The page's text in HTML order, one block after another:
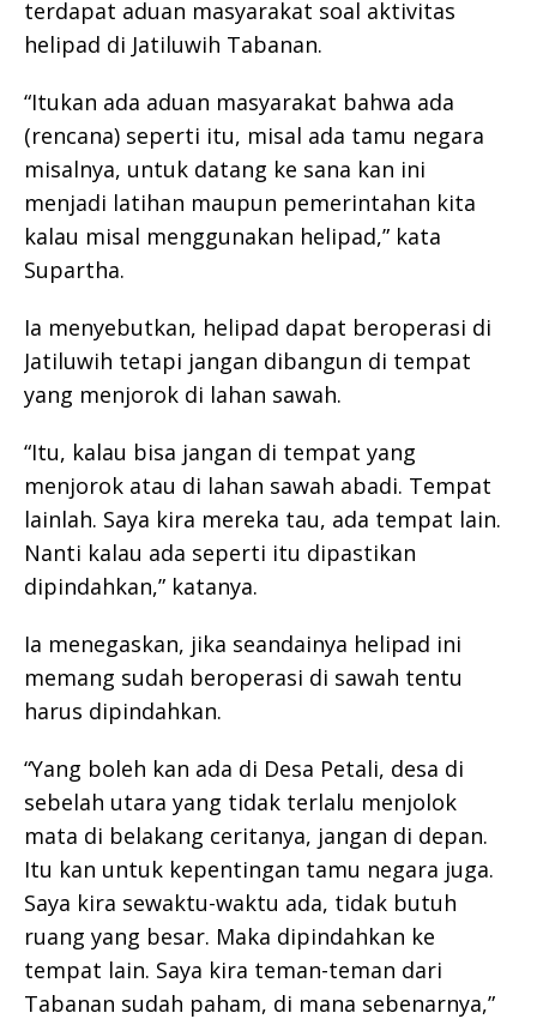
terdapat aduan masyarakat soal aktivitas
helipad di Jatiluwih Tabanan.
“Itukan ada aduan masyarakat bahwa ada
(rencana) seperti itu, misal ada tamu negara
misalnya, untuk datang ke sana kan ini
menjadi latihan maupun pemerintahan kita
kalau misal menggunakan helipad,” kata
Supartha.
Ia menyebutkan, helipad dapat beroperasi di
Jatiluwih tetapi jangan dibangun di tempat
yang menjorok di lahan sawah.
“Itu, kalau bisa jangan di tempat yang
menjorok atau di lahan sawah abadi. Tempat
lainlah. Saya kira mereka tau, ada tempat lain.
Nanti kalau ada seperti itu dipastikan
dipindahkan,” katanya.
Ia menegaskan, jika seandainya helipad ini
memang sudah beroperasi di sawah tentu
harus dipindahkan.
“Yang boleh kan ada di Desa Petali, desa di
sebelah utara yang tidak terlalu menjolok
mata di belakang ceritanya, jangan di depan.
Itu kan untuk kepentingan tamu negara juga.
Saya kira sewaktu-waktu ada, tidak butuh
ruang yang besar. Maka dipindahkan ke
tempat lain. Saya kira teman-teman dari
Tabanan sudah paham, di mana sebenarnya,”